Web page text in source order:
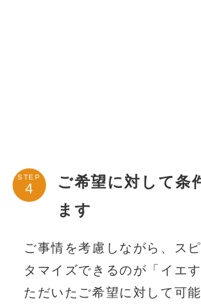
STEP
ご希望に対して条
ます
ご事情を考慮しながら、ス
タマイズできるのが「イエ
ただいたご希望に対して可